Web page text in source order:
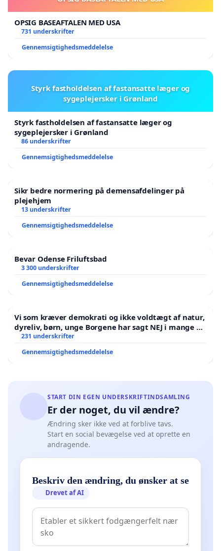
OPSIG BASEAFTALEN MED USA
731 underskrifter
Gennemsigtighedsmeddelelse
Styrk fastholdelsen af fastansatte læger og
sygeplejersker i Grønland
Styrk fastholdelsen af fastansatte læger og
sygeplejersker i Grønland
86 underskrifter
Gennemsigtighedsmeddelelse
Sikr bedre normering på demensafdelinger på
plejehjem
13 underskrifter
Gennemsigtighedsmeddelelse
Bevar Odense Friluftsbad
3 300 underskrifter
Gennemsigtighedsmeddelelse
Vi som kræver demokrati og ikke voldtægt af natur,
dyreliv, børn, unge Borgene har sagt NEJ i mange år.
Der er
231 underskrifter
Gennemsigtighedsmeddelelse
START DIN EGEN UNDERSKRIFTINDSAMLING
Er der noget, du vil ændre?
Ændring sker ikke ved at forblive tavs.
Start en social bevægelse ved at oprette en
andragende.
Beskriv den ændring, du ønsker at se
Drevet af AI